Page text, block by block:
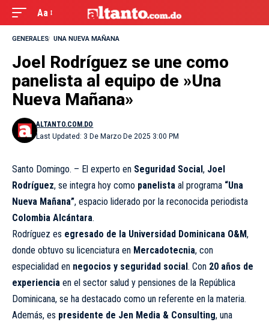
Aa
GENERALES UNA NUEVA MAÑANA
Joel Rodríguez se une como
panelista al equipo de »Una
Nueva Mañana»
Last Updated: 3 De Marzo De 2025 3:00 PM
ALTANTO.COM.DO
Santo Domingo. – El experto en Seguridad Social, Joel
Rodríguez, se integra hoy como panelista al programa “Una
Nueva Mañana”, espacio liderado por la reconocida periodista
Colombia Alcántara.
Rodríguez es egresado de la Universidad Dominicana O&M,
donde obtuvo su licenciatura en Mercadotecnia, con
especialidad en negocios y seguridad social. Con 20 años de
experiencia en el sector salud y pensiones de la República
Dominicana, se ha destacado como un referente en la materia.
Además, es presidente de Jen Media & Consulting, una